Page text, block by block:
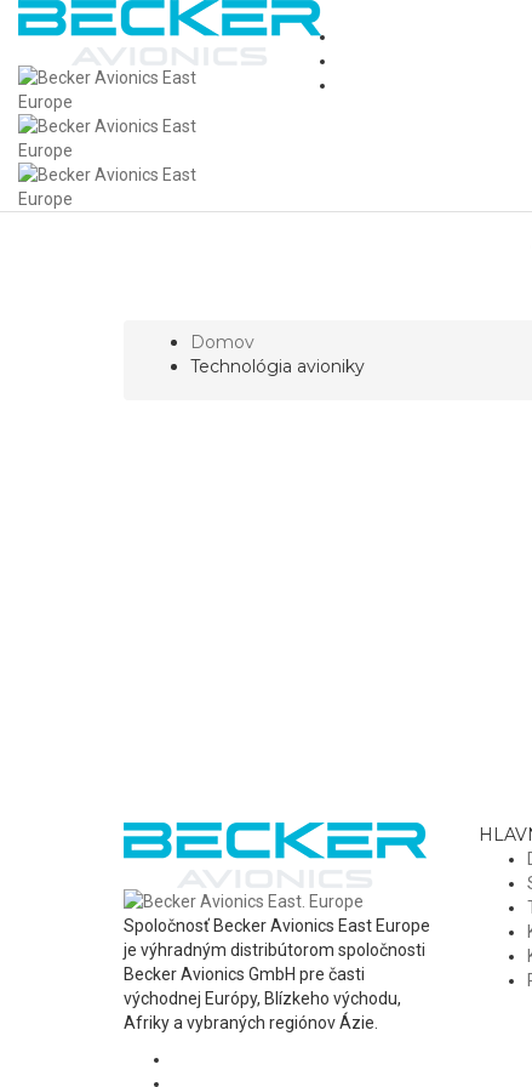
Domov
Technológia avioniky
Spoločnosť Becker Avionics East Europe
je výhradným distribútorom spoločnosti
Becker Avionics GmbH pre časti
východnej Európy, Blízkeho východu,
Afriky a vybraných regiónov Ázie.